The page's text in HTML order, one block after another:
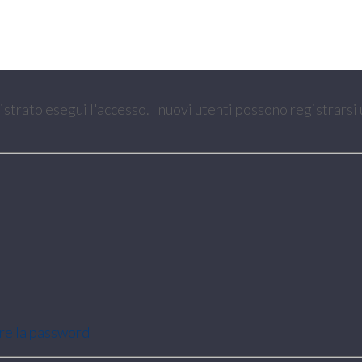
esegui l'accesso. I nuovi utenti possono
la password